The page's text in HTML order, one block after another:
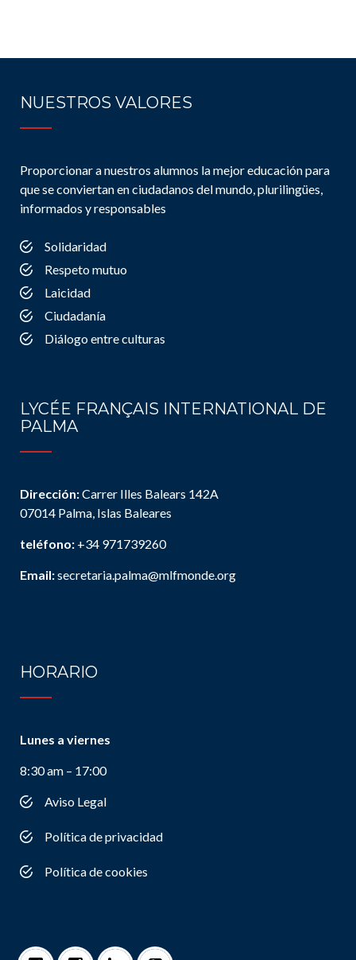
NUESTROS VALORES
Proporcionar a nuestros alumnos la mejor educación para
que se conviertan en ciudadanos del mundo, plurilingües,
informados y responsables
Solidaridad
Respeto mutuo
Laicidad
Ciudadanía
Diálogo entre culturas
LYCÉE FRANÇAIS INTERNATIONAL DE
PALMA
Dirección:Carrer Illes Balears 142A
07014 Palma, Islas Baleares
teléfono: +34 971739260
Email:secretaria.palma@mlfmonde.org
HORARIO
Lunes a viernes
8:30 am – 17:00
Aviso Legal
Política de privacidad
Política de cookies